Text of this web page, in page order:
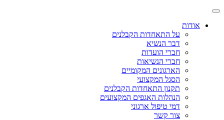
אודות
על התאחדות הקבלנים
דבר הנשיא
חברי הועדות
חברי הנשיאות
הארגונים המקומיים
הסגל המקצועי
תקנון התאחדות הקבלנים
הנהלות האגפים המקצועים
דמי טיפול ארגוני
צור קשר